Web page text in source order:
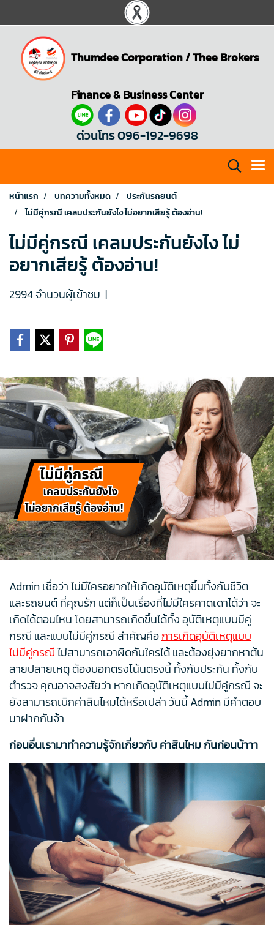
Thumdee Corporation/Thee Brokers
Finance & Business Center
ด่วนโทร 096-192-9698
หน้าแรก บทความทั้งหมด
ประกันรถยนต์
ไม่มีคู่กรณี เคลมประกันยังไง ไม่อยากเสียรู้ ต้องอ่าน!
ไม่มีคู่กรณี เคลมประกันยังไง ไม่
อยากเสียรู้ ต้องอ่าน!
2994 จำนวนผู้เข้าชม |
Admin เชื่อว่า ไม่มีใครอยากให้เกิดอุบัติเหตุขึ้นทั้งกับชีวิต
และรถยนต์ ที่คุณรัก แต่ก็เป็นเรื่องที่ไม่มีใครคาดเดาได้ว่า จะ
เกิดได้ตอนไหน โดยสามารถเกิดขึ้นได้ทั้ง อุบัติเหตุแบบมีคู่
กรณี และแบบไม่มีคู่กรณี สำคัญคือการเกิดอุบัติเหตุแบบ
ไม่มีคู่กรณีไม่สามารถเอาผิดกับใครได้ และต้องยุ่งยากหาต้น
สายปลายเหตุ ต้องบอกตรงโน้นตรงนี้ ทั้งกับประกัน ทั้งกับ
ตำรวจ คุณอาจสงสัยว่า หากเกิดอุบัติเหตุแบบไม่มีคู่กรณี จะ
ยังสามารถเบิกค่าสินไหมได้หรือเปล่า วันนี้ Admin มีคำตอบ
มาฝากกันจ้า
ก่อนอื่นเรามาทำความรู้จักเกี่ยวกับ ค่าสินไหม กันก่อนน้าาา